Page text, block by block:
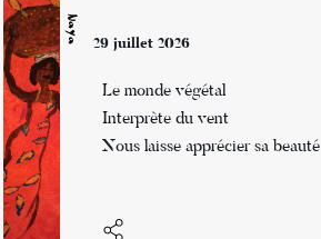
Naya 29 juillet 2026
Le monde végétal
Interprète du vent
Nous laisse apprécier sa beauté